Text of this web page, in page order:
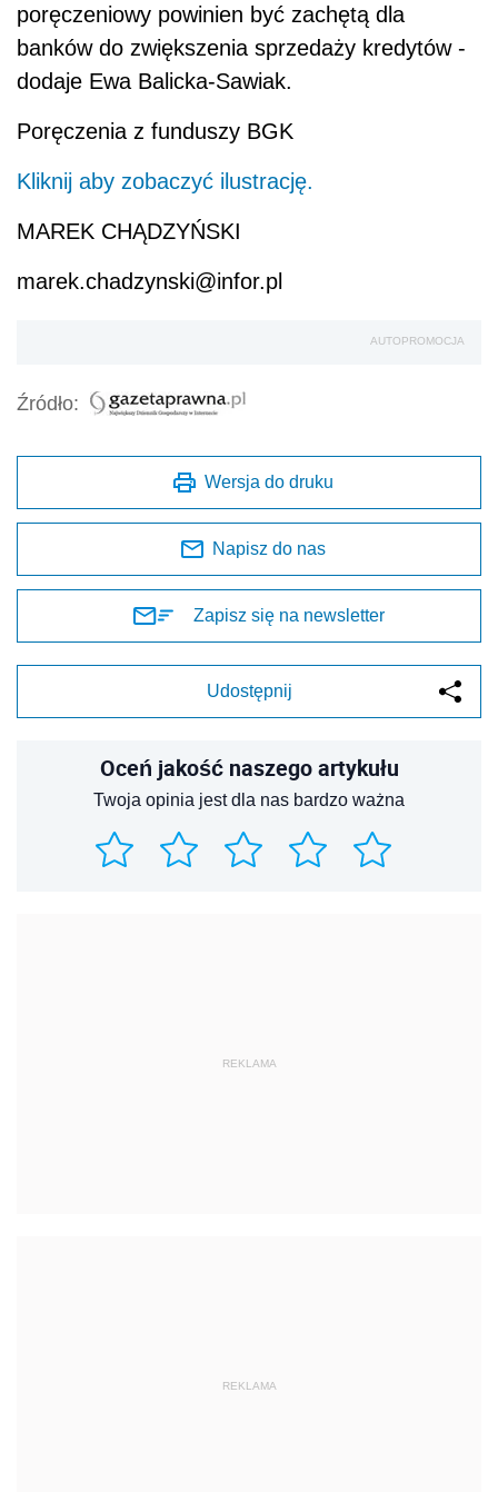
poręczeniowy powinien być zachętą dla
banków do zwiększenia sprzedaży kredytów -
dodaje Ewa Balicka-Sawiak.
Poręczenia z funduszy BGK
Kliknij aby zobaczyć ilustrację.
MAREK CHĄDZYŃSKI
marek.chadzynski@infor.pl
AUTOPROMOCJA
Źródło:
Wersja do druku
Napisz do nas
Zapisz się na newsletter
Udostępnij
Oceń jakość naszego artykułu
Twoja opinia jest dla nas bardzo ważna
REKLAMA
REKLAMA